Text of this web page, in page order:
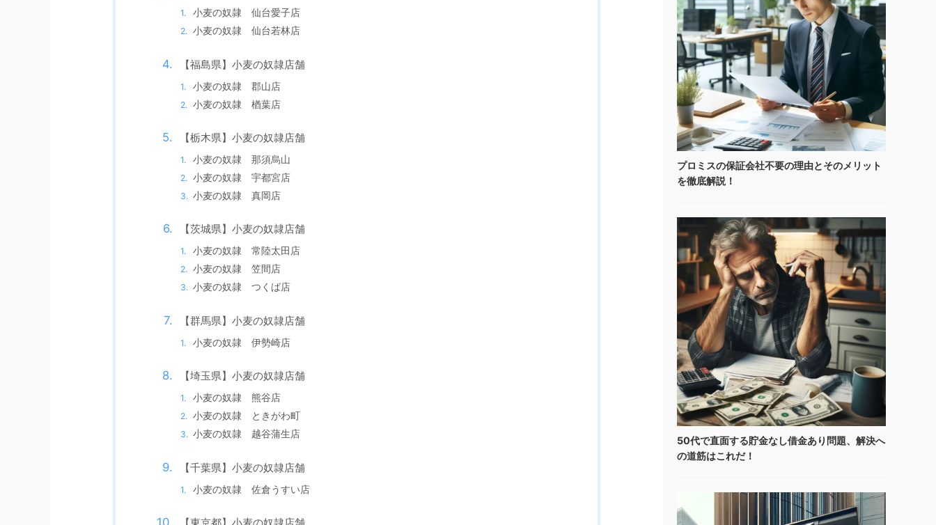
小麦の奴隷 仙台愛子店
小麦の奴隷 仙台若林店
【福島県】小麦の奴隷店舗
小麦の奴隷 郡山店
小麦の奴隷 楢葉店
【栃木県】小麦の奴隷店舗
小麦の奴隷 那須烏山
小麦の奴隷 宇都宮店
小麦の奴隷 真岡店
【茨城県】小麦の奴隷店舗
小麦の奴隷 常陸太田店
小麦の奴隷 笠間店
小麦の奴隷 つくば店
【群馬県】小麦の奴隷店舗
小麦の奴隷 伊勢崎店
【埼玉県】小麦の奴隷店舗
小麦の奴隷 熊谷店
小麦の奴隷 ときがわ町
小麦の奴隷 越谷蒲生店
【千葉県】小麦の奴隷店舗
小麦の奴隷 佐倉うすい店
プロミスの保証会社不要の理由とそのメリット
を徹底解説！
50代で直面する貯金なし借金あり問題、解決へ
の道筋はこれだ！